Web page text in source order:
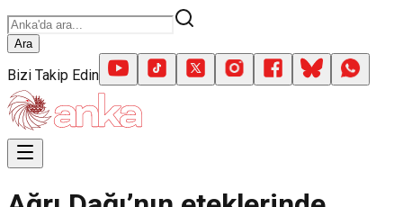
Ara
Bizi Takip Edin